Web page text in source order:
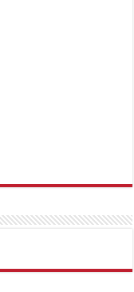
MatadorbetMariobet